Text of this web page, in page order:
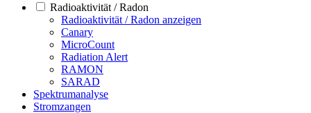
Radioaktivität / Radon
Radioaktivität / Radon anzeigen
Canary
MicroCount
Radiation Alert
RAMON
SARAD
Spektrumanalyse
Stromzangen